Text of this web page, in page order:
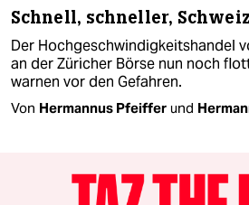
Schnell, schneller,
Der Hochgeschwindigkeitshandel
an der Züricher Börse nun noch
warnen vor den Gefahren.
Von Hermannus Pfeiffer und